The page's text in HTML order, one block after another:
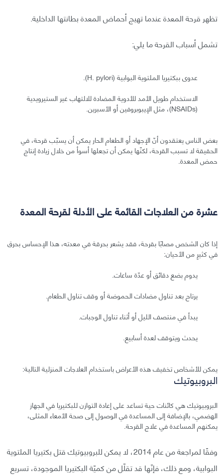
تظهر قرحة المعدة عندما تهيج أحماض المعدة بطانتها الداخلية.
تشمل أسباب القرحة ما يلي:
عدوى ببكتيريا الملتوية البوابية (H. pylori).
الاستخدام طويل الأمد للأدوية المضادة للالتهاب غير الستيرويدية
(NSAIDs)، مثل الإيبوبروفين أو الأسبرين.
بعض الناس يعتقدون أنّ الإجهاد أو الطعام الحار يمكن أن يسبّب قرحة، في
الحقيقة لا تسبب القرحة، لكنّها يمكن أن تجعلها أسوأ من خلال زيادة إنتاج
حمض المعدة.
عشرة من العلاجات القائمة على الأدلة لقرحة المعدة
إذا كان الشخص مصابًا بقرحة، فقد يشعر بحرقة في معدته، هذا الإحساس بحرق
في كثيرٍ من الأحيان:
يدوم بضع دقائق أو عدّة ساعات.
يرتاح بعد تناول مضادات الحموضة أو وقف تناول الطعام.
يبدأ في منتصف الليل أو أثناء تناول الوجبات.
يحدث ويتوقف لعدة أسابيع.
يمكن للأشخاص تخفيف هذه الأعراض باستخدام العلاجات المنزلية التالية:
البروبيوتيك
البروبيوتيك هي كائنات حية تساعد على إعادة التوازن للبكتيريا في الجهاز
الهضمي، بالإضافة إلى المساعدة في الوصول إلى صحة الأمعاء المثلى،
يمكنهم المساعدة في علاج القرحة.
وفقًا لمراجعة من عام 2014، لا يمكن للبروبيوتيك قتل بكتيريا الملتوية
البوابية، ومع ذلك، فإنّها قد تقلّل من كميّة البكتيريا الموجودة، تسريع